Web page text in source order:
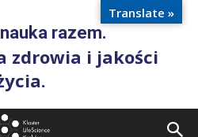
razem.
zdrowia i jakości
Translate »